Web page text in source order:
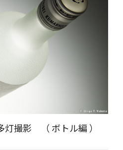
撮影 （ ボトル編 ）